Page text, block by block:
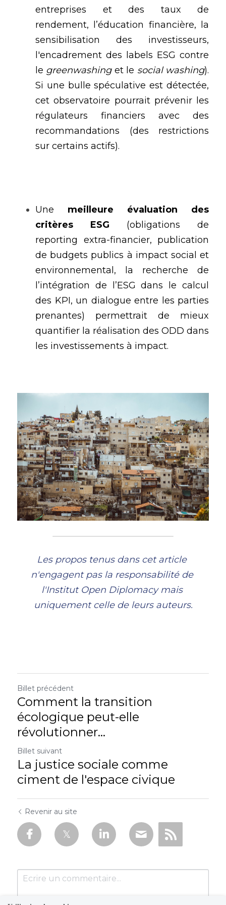
entreprises et des taux de
rendement, l’éducation financière, la
sensibilisation des investisseurs,
l'encadrement des labels ESG contre
le greenwashing et le social washing).
Si une bulle spéculative est détectée,
cet observatoire pourrait prévenir les
régulateurs financiers avec des
recommandations (des restrictions
sur certains actifs).
Une meilleure évaluation des
critères ESG (obligations de
reporting extra-financier, publication
de budgets publics à impact social et
environnemental, la recherche de
l’intégration de l’ESG dans le calcul
des KPI, un dialogue entre les parties
prenantes) permettrait de mieux
quantifier la réalisation des ODD dans
les investissements à impact.
Les propos tenus dans cet article
n'engagent pas la responsabilité de
l'Institut Open Diplomacy mais
uniquement celle de leurs auteurs.
Billet précédent
Comment la transition
écologique peut-elle
révolutionner...
Billet suivant
La justice sociale comme
ciment de l'espace civique
Revenir au site